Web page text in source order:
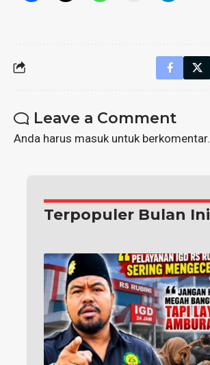
Leave a Comment
Anda harus masukuntuk berkomentar.
Terpopuler Bulan Ini